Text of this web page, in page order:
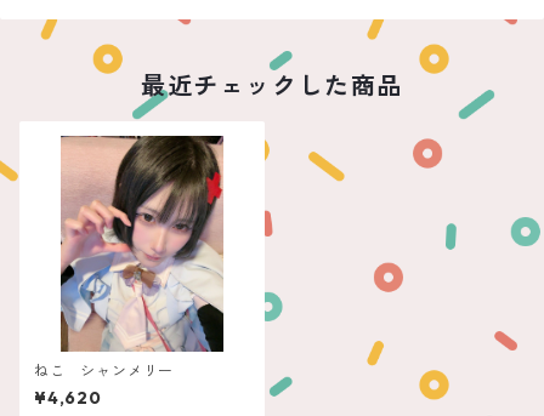
最近チェックした商品
ねこ シャンメリー
¥4,620